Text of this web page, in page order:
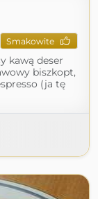
Smakowite
kawą deser
biszkopt,
(ja tę